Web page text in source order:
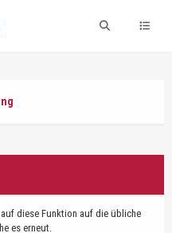
diese Funktion auf die übliche
es erneut.